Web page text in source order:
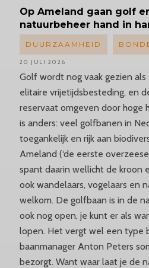
Op Ameland gaan golf
natuurbeheer hand in
Golf wordt nog vaak gezien
elitaire vrijetijdsbesteding, en
reservaat omgeven door hoge
is anders: veel golfbanen in
toegankelijk en rijk aan
Ameland (‘de eerste
spant daarin wellicht de kroon
ook wandelaars, vogelaars en
welkom. De golfbaan is in de
ook nog open, je kunt er als
lopen. Het vergt wel een type
baanmanager Anton Peters
bezorgt. Want waar laat je de
DUURZAAMHEID
20 JULI 2026